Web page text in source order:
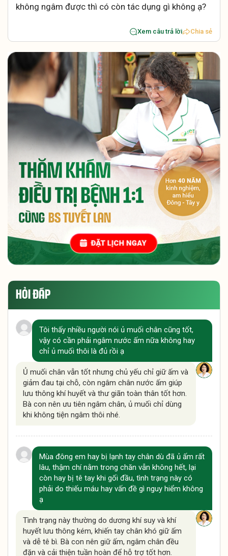
không ngâm được thì có còn tác dụng gì không ạ?
Xem câu trả lời Chia sẻ
HỎI ĐÁP
Tôi thấy nhiều người nói ủ muối chân cũng tốt,
vậy có cần phải ngâm nước ấm nữa không hay
chỉ ủ muối thôi là đủ rồi ạ
Ủ muối chân vẫn tốt nhưng chủ yếu chỉ giữ ấm và
giảm đau tại chỗ, còn ngâm chân nước ấm giúp
lưu thông khí huyết và thư giãn toàn thân tốt hơn.
Bà con nên ưu tiên ngâm chân, ủ muối chỉ dùng
khi không tiện ngâm thôi nhé.
Mùa đông em hay bị lạnh tay chân dù đã ủ ấm rất
lâu, thậm chí nằm trong chăn vẫn không hết, lại
còn hay bị tê tay khi gối đầu, tình trạng này có
phải do thiếu máu hay vấn đề gì nguy hiểm không
ạ
Tình trạng này thường do dương khí suy và khí
huyết lưu thông kém, khiến tay chân khó giữ ấm
và dễ tê bì. Bà con nên giữ ấm, ngâm chân đều
đặn và cải thiện tuần hoàn để hỗ trợ tốt hơn.